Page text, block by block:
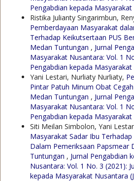
Pengabdian kepada
Ristika Julianty Singarimbun,
Pemberdayaan Masyarakat
Terhadap Keikutsertaan PUS
Medan Tuntungan , Jurnal
Masyarakat Nusantara: Vol. 1
Pengabdian kepada
Yani Lestari, Nurliaty Nurliaty,
Pintar Patuh Minum Obat
Medan Tuntungan , Jurnal
Masyarakat Nusantara: Vol. 1
Pengabdian kepada
Siti Meilan Simbolon, Yani
Masyarakat Sadar Ibu
Dalam Pemeriksaan Papsmear
Tuntungan , Jurnal Pengabdian
Nusantara: Vol. 1 No. 3 (2021):
kepada Masyarakat Nusantara